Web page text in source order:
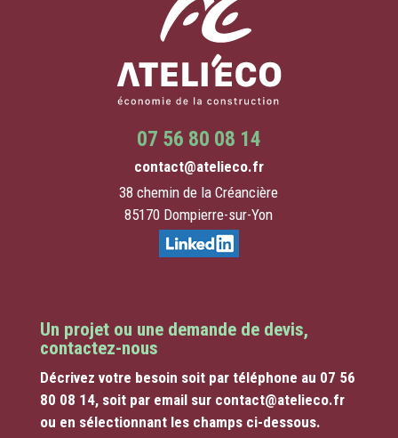
07 56 80 08 14
contact@atelieco.fr
38 chemin de la Créancière
85170 Dompierre-sur-Yon
Un projet ou une demande de devis,
contactez-nous
Décrivez votre besoin soit par téléphone au 07 56
80 08 14, soit par email sur contact@atelieco.fr
ou en sélectionnant les champs ci-dessous.